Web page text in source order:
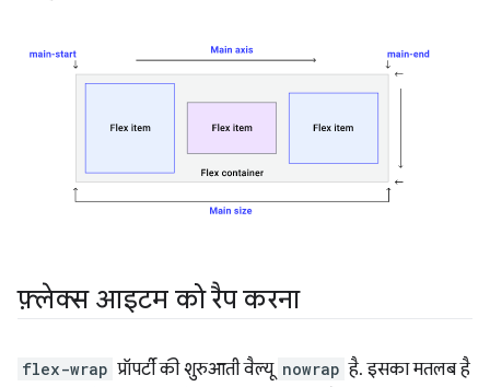
फ़्लेक्स आइटम को रैप करना
flex-wrap प्रॉपर्टी की शुरुआती वैल्यू nowrap है. इसका मतलब है